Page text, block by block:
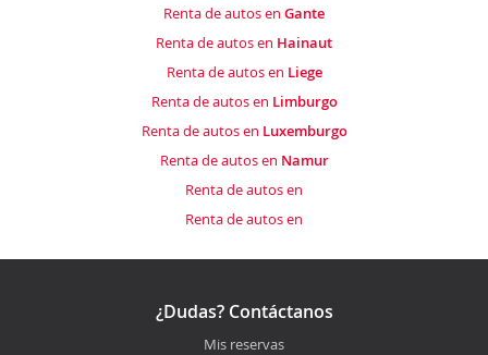
Renta de autos en Gante
Renta de autos en Hainaut
Renta de autos en Liege
Renta de autos en Limburgo
Renta de autos en Luxemburgo
Renta de autos en Namur
Renta de autos en
Renta de autos en
¿Dudas? Contáctanos
Mis reservas